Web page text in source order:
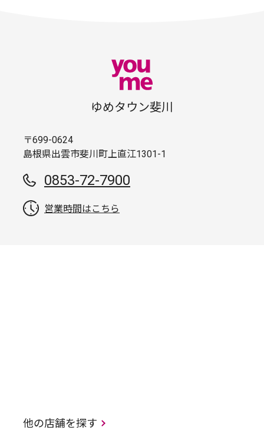
ゆめタウン斐川
〒699-0624
島根県出雲市斐川町上直江1301-1
0853-72-7900
営業時間はこちら
他の店舗を探す